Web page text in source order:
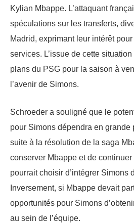
Kylian Mbappe. L’attaquant
spéculations sur les transferts,
Madrid, exprimant leur intérêt
services. L’issue de cette
plans du PSG pour la saison à
l’avenir de Simons.
Schroeder a souligné que le
pour Simons dépendra en
suite à la résolution de la saga
conserver Mbappe et de
pourrait choisir d’intégrer Simons
Inversement, si Mbappe devait
opportunités pour Simons
au sein de l’équipe.